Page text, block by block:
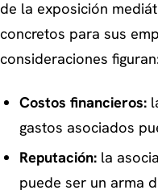
de la exposición
concretos para sus
consideraciones
Costos financieros:
gastos asociados
Reputación:la
puede ser un arma